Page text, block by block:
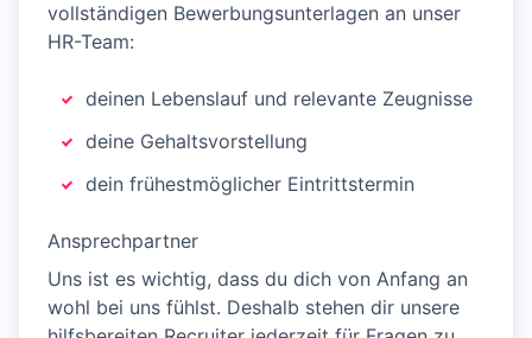
vollständigen Bewerbungsunterlagen an unser
HR-Team:
deinen Lebenslauf und relevante Zeugnisse
deine Gehaltsvorstellung
dein frühestmöglicher Eintrittstermin
Ansprechpartner
Uns ist es wichtig, dass du dich von Anfang an
wohl bei uns fühlst. Deshalb stehen dir unsere